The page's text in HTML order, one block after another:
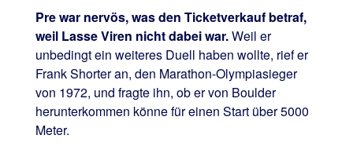
Pre war nervös, was den Ticketverkauf betraf,
weil Lasse Viren nicht dabei war.Weil er
unbedingt ein weiteres Duell haben wollte, rief er
Frank Shorter an, den Marathon-Olympiasieger
von 1972, und fragte ihn, ob er von Boulder
herunterkommen könne für einen Start über 5000
Meter.